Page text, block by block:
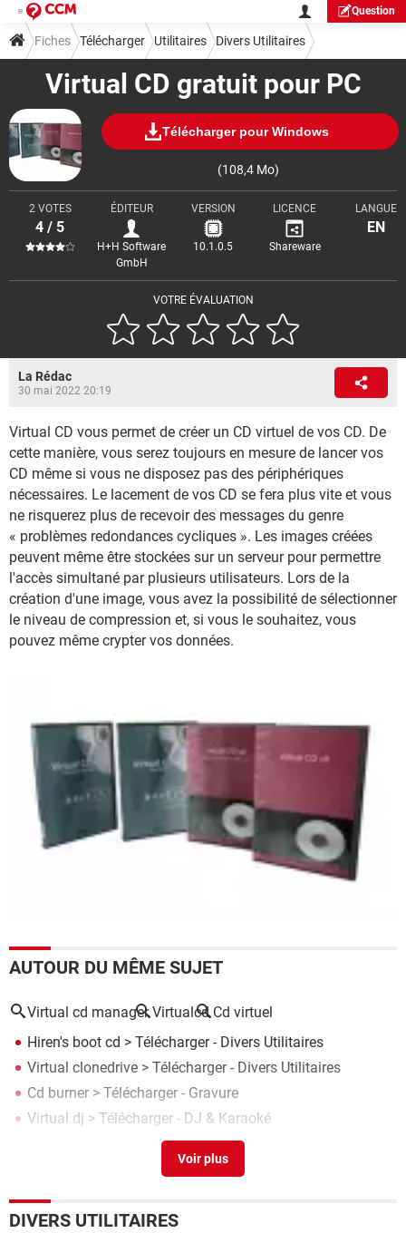
Question
Virtual CD gratuit pour PC
Télécharger pour Windows
(108,4 Mo)
VOTRE ÉVALUATION
2 VOTES
4 / 5
ÉDITEUR
H+H Software
GmbH
VERSION
10.1.0.5
LICENCE
Shareware
LANGUE
EN
Fiches Télécharger Utilitaires Divers Utilitaires
La Rédac
30 mai 2022 20:19
Virtual CD vous permet de créer un CD virtuel de vos CD. De
cette manière, vous serez toujours en mesure de lancer vos
CD même si vous ne disposez pas des périphériques
nécessaires. Le lacement de vos CD se fera plus vite et vous
ne risquerez plus de recevoir des messages du genre
« problèmes redondances cycliques ». Les images créées
peuvent même être stockées sur un serveur pour permettre
l'accès simultané par plusieurs utilisateurs. Lors de la
création d'une image, vous avez la possibilité de sélectionner
le niveau de compression et, si vous le souhaitez, vous
pouvez même crypter vos données.
AUTOUR DU MÊME SUJET
Virtual cd manager Virtualcd Cd virtuel
Hiren's boot cd > Télécharger - Divers Utilitaires
Virtual clonedrive > Télécharger - Divers Utilitaires
Cd burner > Télécharger - Gravure
Virtual dj > Télécharger - DJ & Karaoké
> Guide
DIVERS UTILITAIRES